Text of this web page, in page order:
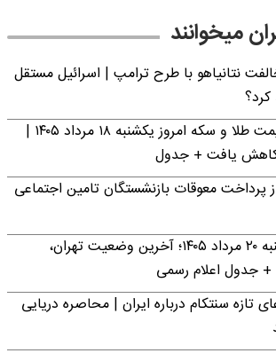
میخوانند
نتانیاهو با طرح ترامپ | اسرائیل مستقل
کرد؟
خبر فوری شبانه از قیمت طلا و سکه امروز یکشنبه ۱۸ مرداد ۱۴۰۵ |
پرداخت معوقات بازنشستگان تامین اجتماعی
تعطیلی ادارات سه‌شنبه ۲۰ مرداد ۱۴۰۵؛ آخرین وضعیت تهران،
تازه سنتکام درباره ایران | محاصره دریایی